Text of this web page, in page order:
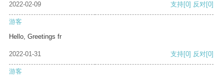
2022-02-09 支持[0] 反对[0]
游客
Hello, Greetings fr
2022-01-31 支持[0] 反对[0]
游客